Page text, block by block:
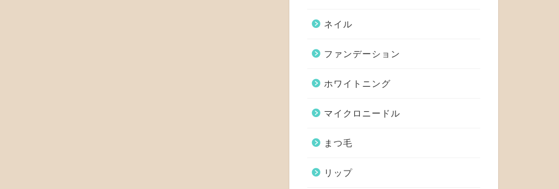
ネイル
ファンデーション
ホワイトニング
マイクロニードル
まつ毛
リップ